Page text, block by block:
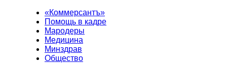
«Коммерсантъ»
Помощь в кадре
Мародеры
Медицина
Минздрав
Общество